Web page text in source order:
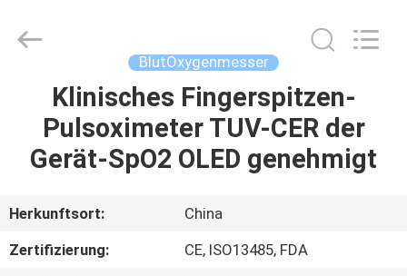
HAUS
PRODUKTE
VR
SHOW
BlutOxygenmesser
Klinisches Fingerspitzen-
Pulsoximeter TUV-CER der
Gerät-SpO2 OLED genehmigt
Herkunftsort:
China
Zertifizierung:
CE, ISO13485, FDA